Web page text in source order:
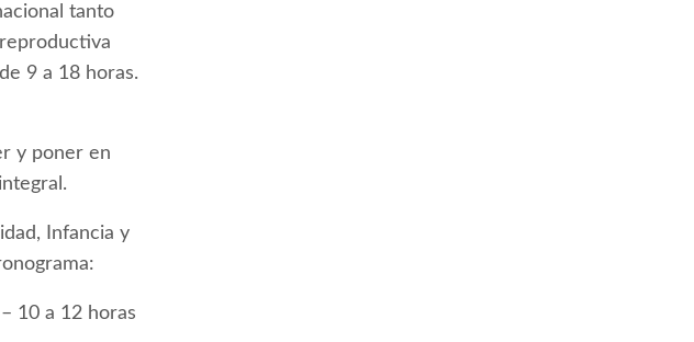
tanto
9 a 18 horas.
y poner en
Infancia y
10 a 12 horas